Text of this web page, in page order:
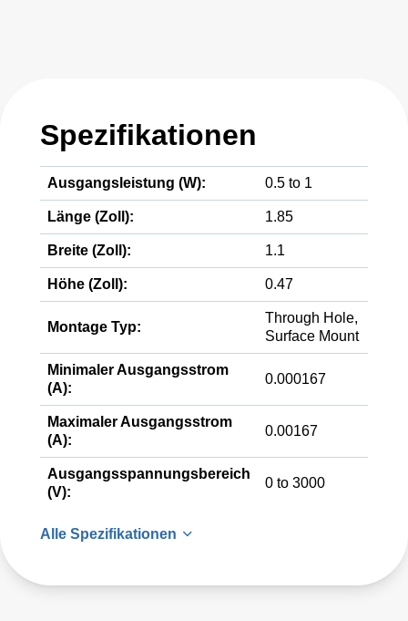
Spezifikationen
Ausgangsleistung (W): 0.5 to 1
Länge (Zoll): 1.85
Breite (Zoll): 1.1
Höhe (Zoll): 0.47
Montage Typ:
Through Hole,
Surface Mount
Minimaler Ausgangsstrom
(A):
0.000167
Maximaler Ausgangsstrom
(A):
0.00167
Ausgangsspannungsbereich
(V):
0 to 3000
Alle Spezifikationen